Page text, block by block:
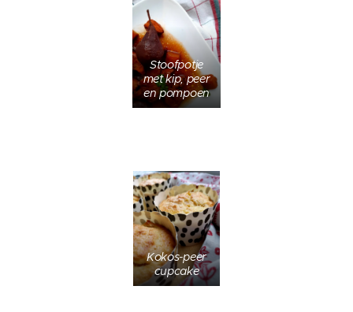
Stoofpotje
met kip, peer
en pompoen
Kokos-peer
cupcake